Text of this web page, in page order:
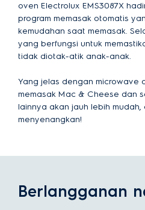
oven Electrolux EMS3087X
program memasak otomatis
kemudahan saat memasak.
yang berfungsi untuk
tidak diotak-atik anak-anak.
Yang jelas dengan microwave
memasak Mac & Cheese dan
lainnya akan jauh lebih
menyenangkan!
Berlangganan